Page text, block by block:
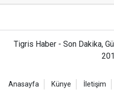
Tigris Haber - Son Dakika,
Anasayfa Künye İletişim